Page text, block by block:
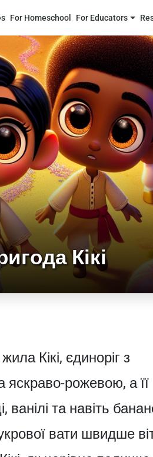
For Homeschool For Educators
Кікі
Кікі, єдиноріг з
яскраво-рожевою, а її
та навіть
вати швидше